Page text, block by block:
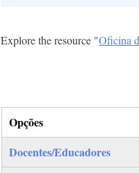
Explore the resource "Oficina
Opções
(separador ativo)
Docentes/Educadores